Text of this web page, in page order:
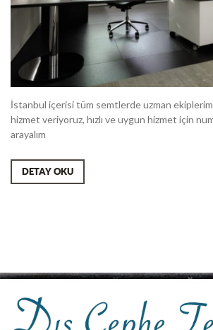
İstanbul içerisi tüm semtlerde uzman
hizmet veriyoruz, hızlı ve uygun hizmet için
arayalım
DETAY OKU